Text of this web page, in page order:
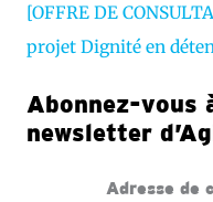
[OFFRE DE
projet Dignité en
Abonnez-vous
newsletter
Adresse de